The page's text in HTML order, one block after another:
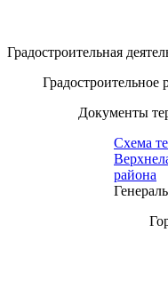
Градостроительная
Градостроительное
Документы
Схема
района